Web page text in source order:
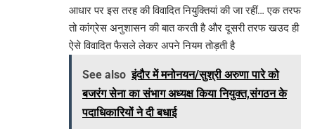
आधार पर इस तरह की विवादित नियुक्तियां की जा रहीं… एक तरफ
तो कांग्रेस अनुशासन की बात करती है और दूसरी तरफ खउद ही
ऐसे विवादित फैसले लेकर अपने नियम तोड़ती है
See also इंदौर में मनोनयन/सुश्री अरुणा पारे को
बजरंग सेना का संभाग अध्यक्ष किया नियुक्त,संगठन के
पदाधिकारियों ने दी बधाई